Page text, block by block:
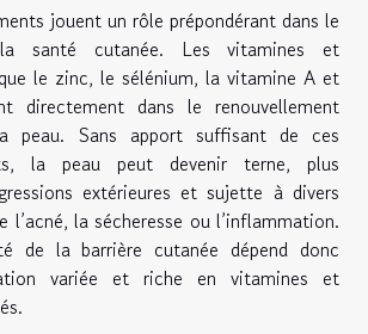
jouent un rôle prépondérant dans le
santé cutanée. Les vitamines et
le zinc, le sélénium, la vitamine A et
directement dans le renouvellement
peau. Sans apport suffisant de ces
la peau peut devenir terne, plus
extérieures et sujette à divers
l’acné, la sécheresse ou l’inflammation.
de la barrière cutanée dépend donc
variée et riche en vitamines et